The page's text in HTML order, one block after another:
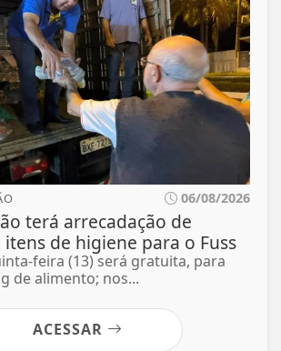
06/08/2026
terá arrecadação de
de higiene para o Fuss
feira (13) será gratuita, para
de alimento; nos...
ACESSAR